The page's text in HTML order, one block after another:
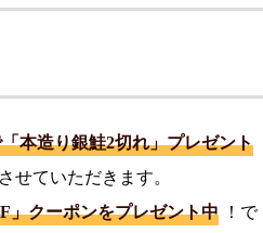
本造り銀鮭2切れ」プレゼント
せていただきます。
」クーポンをプレゼント中 ！で